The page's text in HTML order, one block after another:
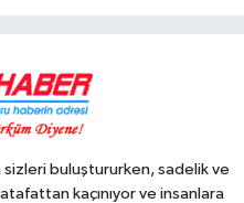
buluştururken, sadelik ve
kaçınıyor ve insanlara